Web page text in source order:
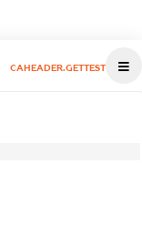
CAHEADER.GETTEST